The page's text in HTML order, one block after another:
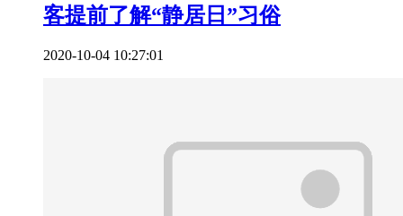
客提前了解“静居日”习俗
2020-10-04 10:27:01